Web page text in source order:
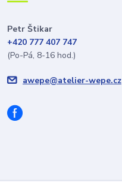
Petr Štikar
+420 777 407 747
(Po-Pá, 8-16 hod.)
awepe@atelier-wepe.cz